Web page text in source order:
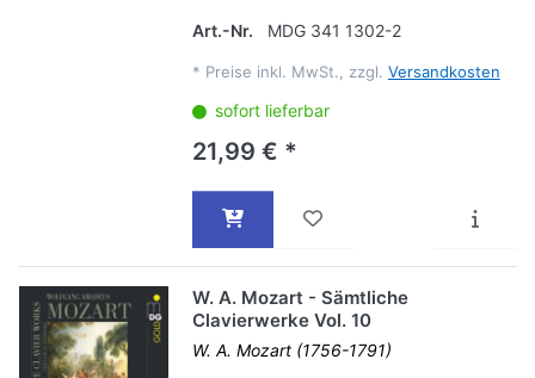
Art.-Nr. MDG 341 1302-2
* Preise inkl. MwSt., zzgl. Versandkosten
sofort lieferbar
21,99 € *
W. A. Mozart - Sämtliche
Clavierwerke Vol. 10
W. A. Mozart (1756-1791)